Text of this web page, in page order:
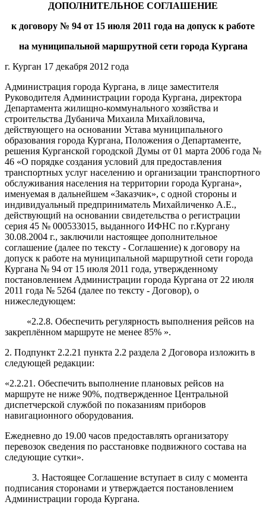
ДОПОЛНИТЕЛЬНОЕ СОГЛАШЕНИЕ
к договору № 94 от 15 июля 2011 года на допуск к работе
на муниципальной маршрутной сети города Кургана
г. Курган 17 декабря 2012 года
Администрация города Кургана, в лице заместителя
Руководителя Администрации города Кургана, директора
Департамента жилищно-коммунального хозяйства и
строительства Дубанича Михаила Михайловича,
действующего на основании Устава муниципального
образования города Кургана, Положения о Департаменте,
решения Курганской городской Думы от 01 марта 2006 года №
46 «О порядке создания условий для предоставления
транспортных услуг населению и организации транспортного
обслуживания населения на территории города Кургана»,
именуемая в дальнейшем «Заказчик», с одной стороны и
индивидуальный предприниматель Михайличенко А.Е.,
действующий на основании свидетельства о регистрации
серия 45 № 000533015, выданного ИФНС по г.Кургану
30.08.2004 г., заключили настоящее дополнительное
соглашение (далее по тексту - Соглашение) к договору на
допуск к работе на муниципальной маршрутной сети города
Кургана № 94 от 15 июля 2011 года, утвержденному
постановлением Администрации города Кургана от 22 июля
2011 года № 5264 (далее по тексту - Договор), о
нижеследующем:
«2.2.8.Обеспечить регулярность выполнения рейсов на
закреплённом маршруте не менее 85% ».
2. Подпункт 2.2.21 пункта 2.2 раздела 2 Договора изложить в
следующей редакции:
«2.2.21. Обеспечить выполнение плановых рейсов на
маршруте не ниже 90%, подтвержденное Центральной
диспетчерской службой по показаниям приборов
навигационного оборудования.
Ежедневно до 19.00 часов предоставлять организатору
перевозок сведения по расстановке подвижного состава на
следующие сутки».
3. Настоящее Соглашение вступает в силу с момента
подписания сторонами и утверждается постановлением
Администрации города Кургана.